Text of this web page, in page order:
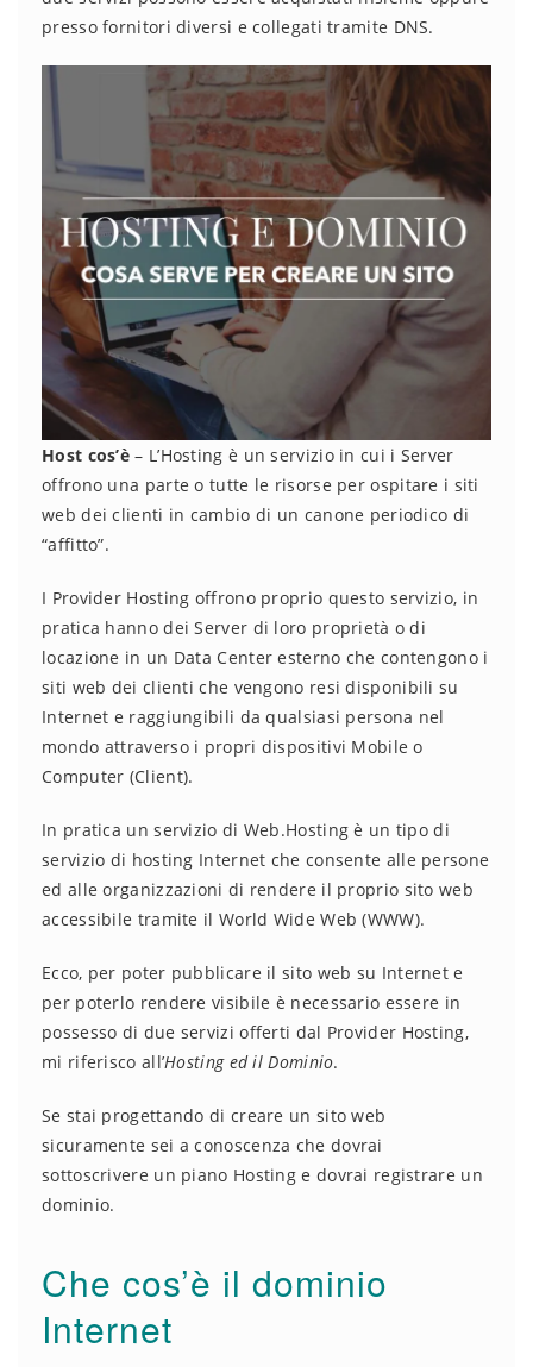
presso fornitori diversi e collegati tramite DNS.
Host cos’è – L’Hosting è un servizio in cui i Server
offrono una parte o tutte le risorse per ospitare i siti
web dei clienti in cambio di un canone periodico di
“affitto”.
I Provider Hosting offrono proprio questo servizio, in
pratica hanno dei Server di loro proprietà o di
locazione in un Data Center esterno che contengono i
siti web dei clienti che vengono resi disponibili su
Internet e raggiungibili da qualsiasi persona nel
mondo attraverso i propri dispositivi Mobile o
Computer (Client).
In pratica un servizio di Web.Hosting è un tipo di
servizio di hosting Internet che consente alle persone
ed alle organizzazioni di rendere il proprio sito web
accessibile tramite il World Wide Web (WWW).
Ecco, per poter pubblicare il sito web su Internet e
per poterlo rendere visibile è necessario essere in
possesso di due servizi offerti dal Provider Hosting,
mi riferisco all’Hosting ed il Dominio.
Se stai progettando di creare un sito web
sicuramente sei a conoscenza che dovrai
sottoscrivere un piano Hosting e dovrai registrare un
dominio.
Che cos’è il dominio
Internet